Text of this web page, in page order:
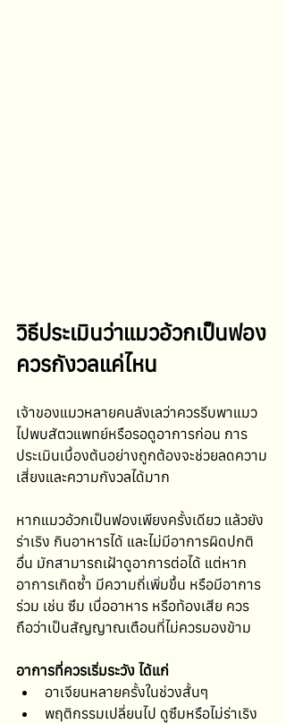
วิธีประเมินว่าแมวอ้วกเป็นฟอง
ควรกังวลแค่ไหน
เจ้าของแมวหลายคนลังเลว่าควรรีบพาแมว
ไปพบสัตวแพทย์หรือรอดูอาการก่อน การ
ประเมินเบื้องต้นอย่างถูกต้องจะช่วยลดความ
เสี่ยงและความกังวลได้มาก
หากแมวอ้วกเป็นฟองเพียงครั้งเดียว แล้วยัง
ร่าเริง กินอาหารได้ และไม่มีอาการผิดปกติ
อื่น มักสามารถเฝ้าดูอาการต่อได้ แต่หาก
อาการเกิดซ้ำ มีความถี่เพิ่มขึ้น หรือมีอาการ
ร่วม เช่น ซึม เบื่ออาหาร หรือท้องเสีย ควร
ถือว่าเป็นสัญญาณเตือนที่ไม่ควรมองข้าม
อาการที่ควรเริ่มระวัง ได้แก่
อาเจียนหลายครั้งในช่วงสั้นๆ
พฤติกรรมเปลี่ยนไป ดูซึมหรือไม่ร่าเริง